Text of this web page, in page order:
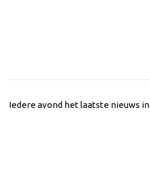
Iedere avond het laatste nieuws